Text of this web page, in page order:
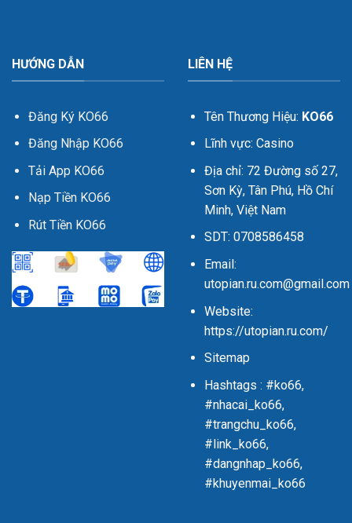
HƯỚNG DẪN
Đăng Ký KO66
Đăng Nhập KO66
Tải App KO66
Nạp Tiền KO66
Rút Tiền KO66
LIÊN HỆ
Tên Thương Hiệu: KO66
Lĩnh vực: Casino
Địa chỉ: 72 Đường số 27,
Sơn Kỳ, Tân Phú, Hồ Chí
Minh, Việt Nam
SDT: 0708586458
Email:
utopian.ru.com@gmail.com
Website:
https://utopian.ru.com/
Sitemap
Hashtags : #ko66,
#nhacai_ko66,
#trangchu_ko66,
#link_ko66,
#dangnhap_ko66,
#khuyenmai_ko66